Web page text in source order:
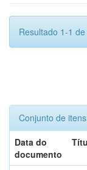
Resultado 1-1 de
Conjunto de
Data do
documento